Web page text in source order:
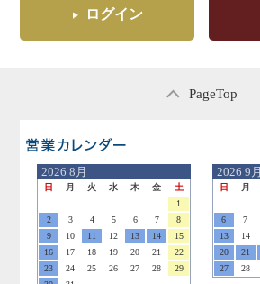
ログイン
PageTop
2026 8月
日 月 火 水 木 金
土
1
2
3 4 5 6 7
8
9
10 11 12 13 14
15
16
17 18 19 20 21
22
23
24 25 26 27 28
29
2026 9月
日 月
6
7
13
14
20
21
27
28